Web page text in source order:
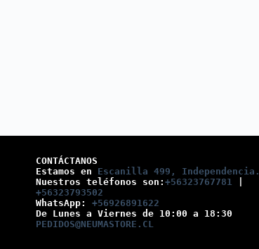
CONTÁCTANOS
Estamos en Escanilla 499, Independencia.
Nuestros teléfonos son: +56323767781
+56323793502
WhatsApp: +56926891622
De Lunes a Viernes de 10:00 a 18:30
PEDIDOS@NEUMASTORE.CL